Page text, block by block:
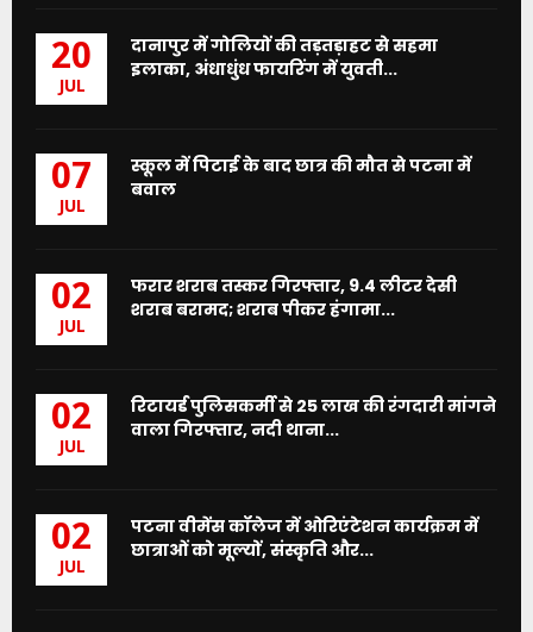
20
JUL
दानापुर में गोलियों की तड़तड़ाहट से सहमा
इलाका, अंधाधुंध फायरिंग में युवती...
07
JUL
स्कूल में पिटाई के बाद छात्र की मौत से पटना में
बवाल
02
JUL
फरार शराब तस्कर गिरफ्तार, 9.4 लीटर देसी
शराब बरामद; शराब पीकर हंगामा...
02
JUL
रिटायर्ड पुलिसकर्मी से 25 लाख की रंगदारी मांगने
वाला गिरफ्तार, नदी थाना...
02
JUL
पटना वीमेंस कॉलेज में ओरिएंटेशन कार्यक्रम में
छात्राओं को मूल्यों, संस्कृति और...